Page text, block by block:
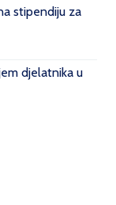
stipendiju za
djelatnika u